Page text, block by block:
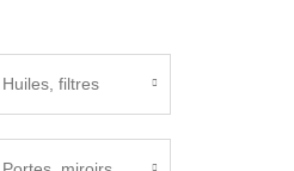
Huiles, filtres